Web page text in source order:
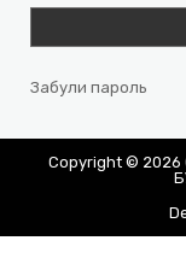
Забули пароль
Copyright ©